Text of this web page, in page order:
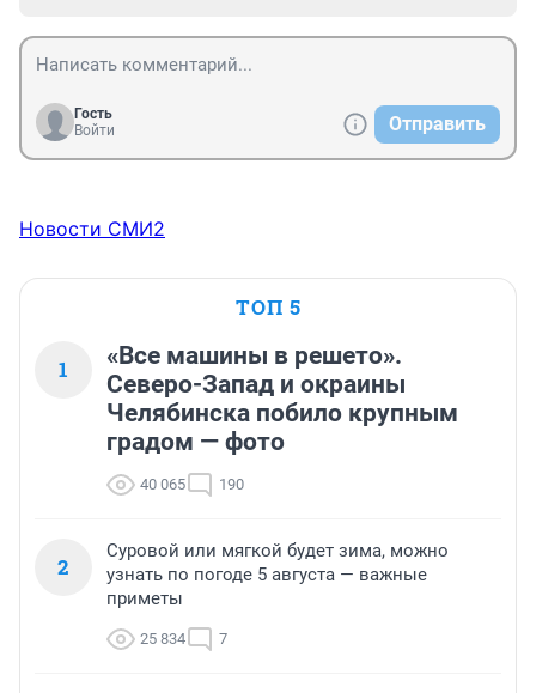
Гость
Войти
Отправить
Новости СМИ2
ТОП 5
1
«Все машины в решето».
Северо-Запад и окраины
Челябинска побило крупным
градом — фото
40 065 190
2
Суровой или мягкой будет зима, можно
узнать по погоде 5 августа — важные
приметы
25 834 7